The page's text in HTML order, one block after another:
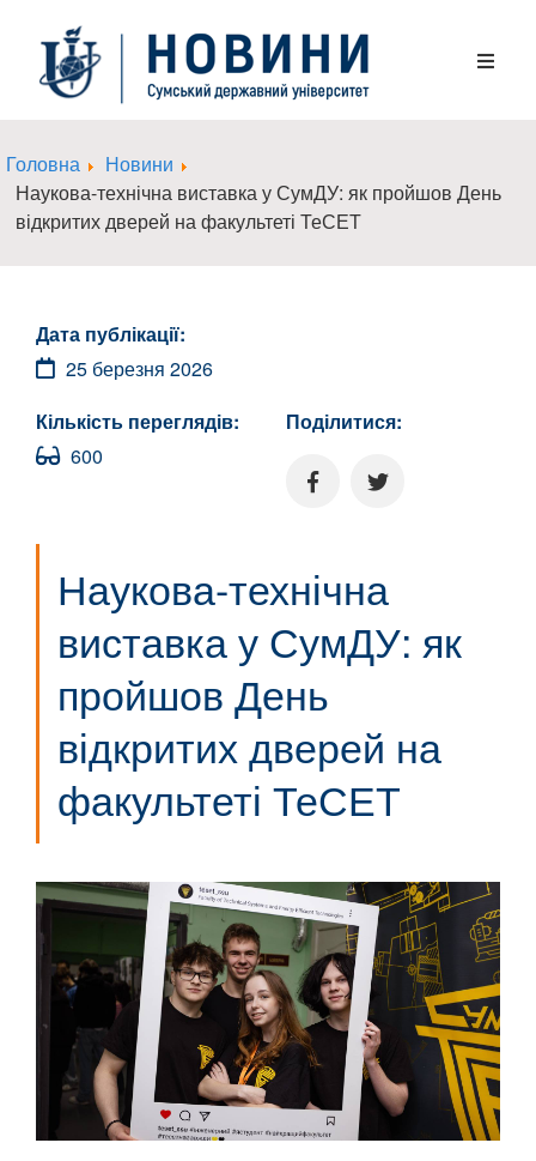
Головна
Новини
Наукова-технічна виставка у СумДУ: як пройшов День
відкритих дверей на факультеті ТеСЕТ
Дата публікації:
25 березня 2026
Кількість переглядів:
600
Поділитися:
Наукова-технічна
виставка у СумДУ: як
пройшов День
відкритих дверей на
факультеті ТеСЕТ